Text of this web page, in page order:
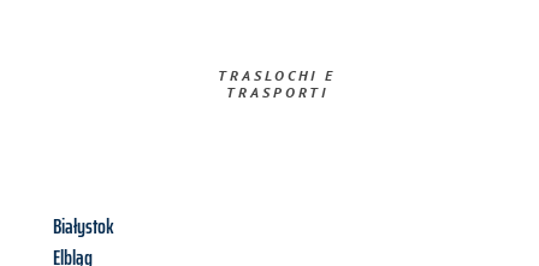
TRASLOCHI E
TRASPORTI​
Białystok
Elbląg